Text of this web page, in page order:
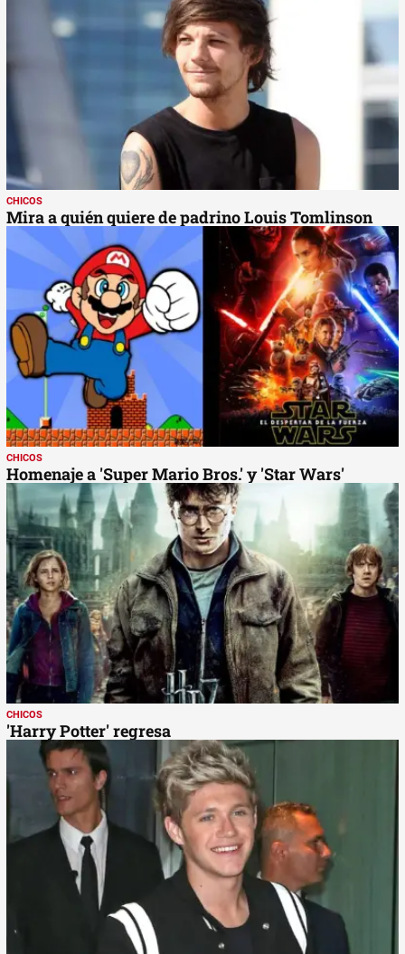
CHICOS
Mira a quién quiere de padrino Louis Tomlinson
CHICOS
Homenaje a 'Super Mario Bros.' y 'Star Wars'
CHICOS
'Harry Potter' regresa